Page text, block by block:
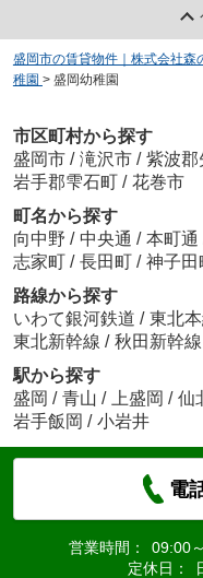
盛岡市の賃貸物件｜株式会社森
稚園 > 盛岡幼稚園
市区町村から探す
盛岡市 / 滝沢市 / 紫波郡
岩手郡雫石町 / 花巻市
町名から探す
向中野 / 中央通 / 本町通
志家町 / 長田町 / 神子田
路線から探す
いわて銀河鉄道 / 東北
東北新幹線 / 秋田新幹線
駅から探す
盛岡 / 青山 / 上盛岡 / 仙
岩手飯岡 / 小岩井
電
営業時間：
09:00
定休日：